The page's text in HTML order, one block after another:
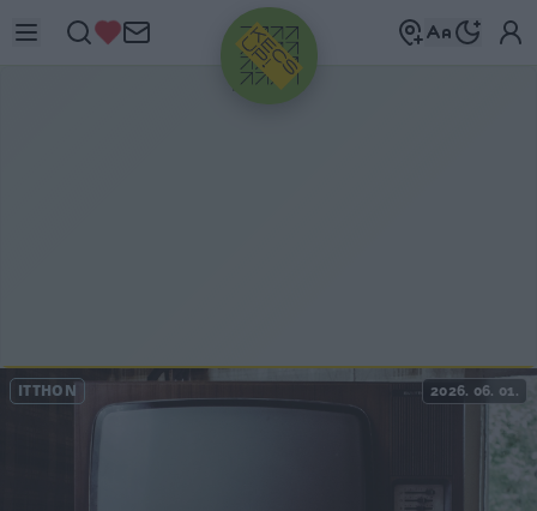
HIRDETÉS
ITTHON 2026. 06. 01.